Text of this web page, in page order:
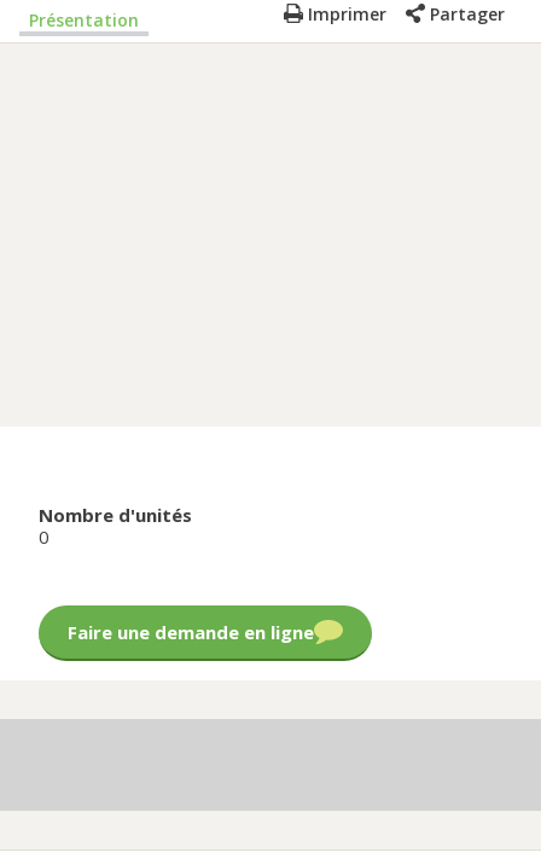
Présentation Imprimer Partager
Nombre d'unités
0
Faire une demande en ligne